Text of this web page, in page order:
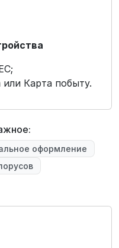
или Карта побыту.
оформление